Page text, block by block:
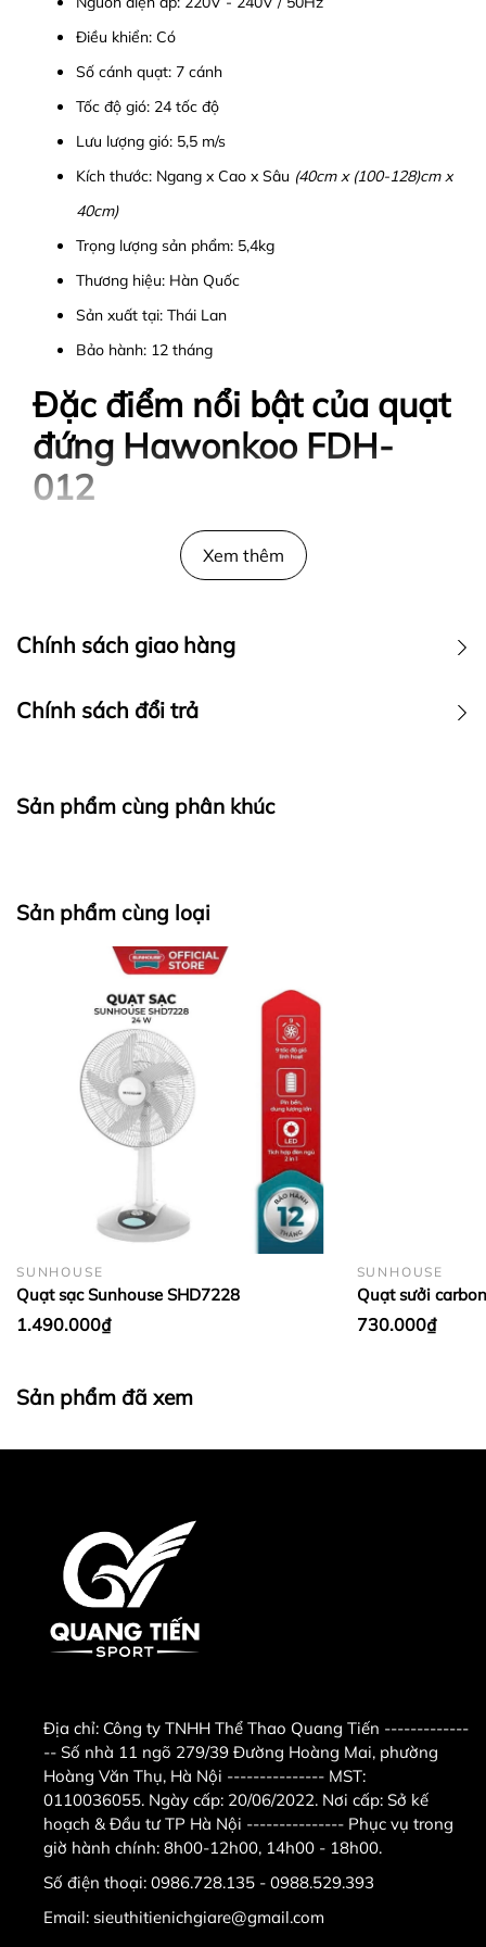
Điều khiển: Có
Số cánh quạt: 7 cánh
Tốc độ gió: 24 tốc độ
Lưu lượng gió: 5,5 m/s
Kích thước: Ngang x Cao x Sâu (40cm x (100-128)cm x
40cm)
Trọng lượng sản phẩm: 5,4kg
Thương hiệu: Hàn Quốc
Sản xuất tại: Thái Lan
Bảo hành: 12 tháng
Đặc điểm nổi bật của quạt
đứng Hawonkoo FDH-
012
Quạt đứng Hawonkoo FDH-012 có thiết kế sang
trọng, hiện đại, hoạt động êm ái và bền tốt, là sự lựa
chọn đáng tin cậy cho gia đình bạn.
Quạt đứng Hawonkoo FDH-012.
Quạt đứng Hawonkoo FDH-012 tạo luồng gió mát
mạnh mẽ khắp phòng với 7 cánh quạt đường kính
35 cm, công suất 25W.
Với 7 cánh quạt với đường kính 35cm, quạt đứng
Hawonkoo tạo luồng gió mát mạnh mẽ.
Tốc độ gió lên đến 5,5 m/s, cùng 24 cấp độ gió được
tùy chỉnh dễ dàng nhờ bảng điều khiển cảm ứng
nhu cầu cùng chế độ hẹn giờ thông minh lên đến 18
tiếng, không sợ quên tắt quạt, ngủ ngon suốt đêm
mà không lo lãng phí điện.
Bảng điều khiển cùng điều khiển từ xa giúp bạn dễ
dàng điều chỉnh quạt theo ý muốn.
Xem thêm
Chính sách giao hàng
Chính sách đổi trả
Sản phẩm cùng phân khúc
Sản phẩm cùng loại
SUNHOUSE
Quạt sạc Sunhouse SHD7228
1.490.000₫
SUNHOUSE
Quạt sưởi
730.000₫
Sản phẩm đã xem
Địa chỉ: Công ty TNHH Thể Thao Quang Tiến -------------
-- Số nhà 11 ngõ 279/39 Đường Hoàng Mai, phường
Hoàng Văn Thụ, Hà Nội --------------- MST:
0110036055. Ngày cấp: 20/06/2022. Nơi cấp: Sở kế
hoạch & Đầu tư TP Hà Nội --------------- Phục vụ trong
giờ hành chính: 8h00-12h00, 14h00 - 18h00.
Số điện thoại: 0986.728.135 - 0988.529.393
Email: sieuthitienichgiare@gmail.com